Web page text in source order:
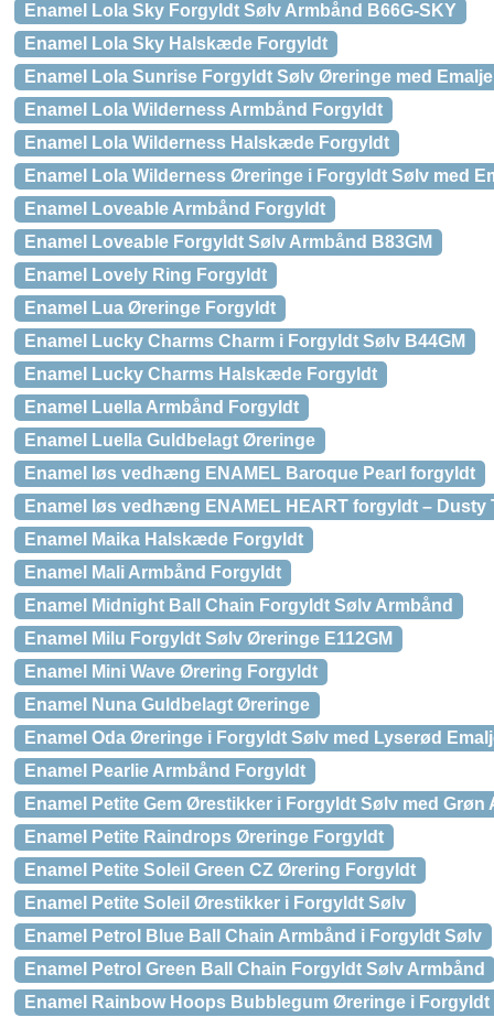
Enamel Lola Sky Forgyldt Sølv Armbånd B66G-SKY
Enamel Lola Sky Halskæde Forgyldt
Enamel Lola Sunrise Forgyldt Sølv Øreringe med Emalje
Enamel Lola Wilderness Armbånd Forgyldt
Enamel Lola Wilderness Halskæde Forgyldt
Enamel Lola Wilderness Øreringe i Forgyldt Sølv med
Enamel Loveable Armbånd Forgyldt
Enamel Loveable Forgyldt Sølv Armbånd B83GM
Enamel Lovely Ring Forgyldt
Enamel Lua Øreringe Forgyldt
Enamel Lucky Charms Charm i Forgyldt Sølv B44GM
Enamel Lucky Charms Halskæde Forgyldt
Enamel Luella Armbånd Forgyldt
Enamel Luella Guldbelagt Øreringe
Enamel løs vedhæng ENAMEL Baroque Pearl forgyldt
Enamel løs vedhæng ENAMEL HEART forgyldt – Dusty
Enamel Maika Halskæde Forgyldt
Enamel Mali Armbånd Forgyldt
Enamel Midnight Ball Chain Forgyldt Sølv Armbånd
Enamel Milu Forgyldt Sølv Øreringe E112GM
Enamel Mini Wave Ørering Forgyldt
Enamel Nuna Guldbelagt Øreringe
Enamel Oda Øreringe i Forgyldt Sølv med Lyserød
Enamel Pearlie Armbånd Forgyldt
Enamel Petite Gem Ørestikker i Forgyldt Sølv med Grøn
Enamel Petite Raindrops Øreringe Forgyldt
Enamel Petite Soleil Green CZ Ørering Forgyldt
Enamel Petite Soleil Ørestikker i Forgyldt Sølv
Enamel Petrol Blue Ball Chain Armbånd i Forgyldt Sølv
Enamel Petrol Green Ball Chain Forgyldt Sølv Armbånd
Enamel Rainbow Hoops Bubblegum Øreringe i Forgyldt